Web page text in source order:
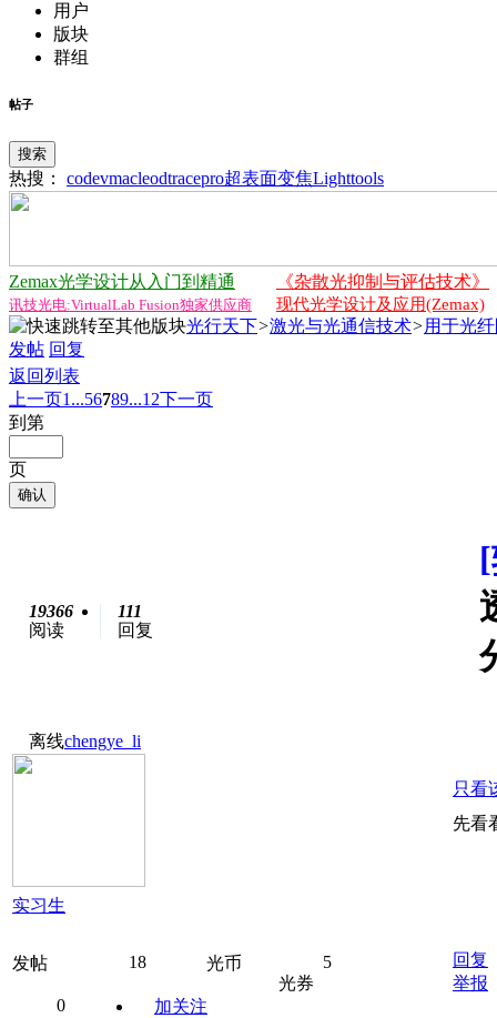
用户
版块
群组
帖子
搜索
热搜： codevmacleodtracepro超表面变焦Lighttools
Zemax光学设计从入门到精通 《杂散光抑制与评估技术》
讯技光电:VirtualLab Fusion独家供应商 现代光学设计及应用(Zemax)
光行天下>激光与光通信技术>用于光
发帖 回复
返回列表
上一页1...56789...12下一页
到第
页
确认
19366
阅读
111
回复
离线chengye_li
实习生
发帖 18 光币
5
光券
0
加关注
只看
先看
回复
举报